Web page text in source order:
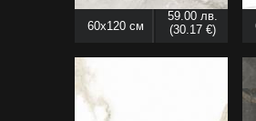
60x120 см
59.00 лв.
(30.17 €)